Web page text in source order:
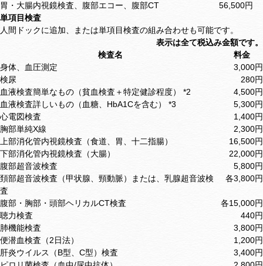
胃・大腸内視鏡検査、腹部エコー、腹部CT
56,500円
単項目検査
人間ドックに追加、または単項目検査の組み合わせも可能です。
表示は全て税込み金額です。
検査名
料金
身体、血圧測定
3,000円
検尿
280円
血液検査簡単なもの（貧血検査＋特定健診程度） *2
4,500円
血液検査詳しいもの（血糖、HbA1Cを含む） *3
5,300円
心電図検査
1,400円
胸部単純X線
2,300円
上部消化管内視鏡検査（食道、胃、十二指腸）
16,500円
下部消化管内視鏡検査（大腸）
22,000円
腹部超音波検査
5,800円
頚部超音波検査（甲状腺、頸動脈）または、乳腺超音波検
査
各3,800円
腹部・胸部・頭部ヘリカルCT検査
各15,000円
聴力検査
440円
肺機能検査
3,800円
便潜血検査（2日法）
1,200円
肝炎ウイルス（B型、C型）検査
3,400円